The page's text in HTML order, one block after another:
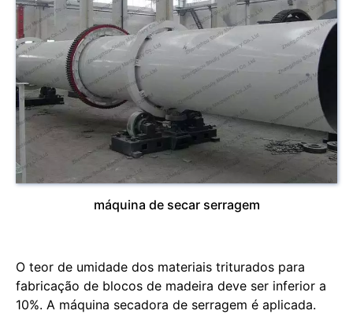
máquina de secar serragem
O teor de umidade dos materiais triturados para
fabricação de blocos de madeira deve ser inferior a
10%. A máquina secadora de serragem é aplicada.